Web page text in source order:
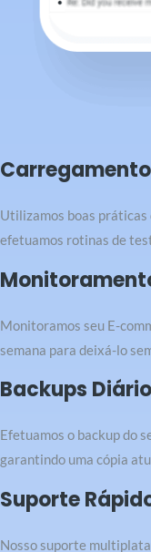
Utilizamos boas práticas
efetuamos rotinas de
Monitoramos seu E-
semana para deixá-lo
Backups
Efetuamos o backup do
garantindo uma cópia
Suporte
Nosso suporte